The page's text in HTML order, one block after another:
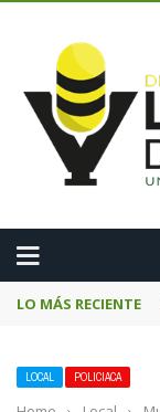
LO MÁS RECIENTE
LOCAL POLICIACA